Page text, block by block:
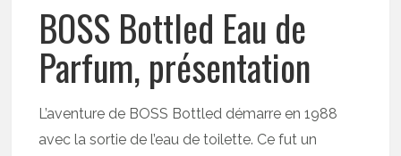
BOSS Bottled Eau de
Parfum, présentation
L’aventure de BOSS Bottled démarre en 1988
avec la sortie de l’eau de toilette. Ce fut un